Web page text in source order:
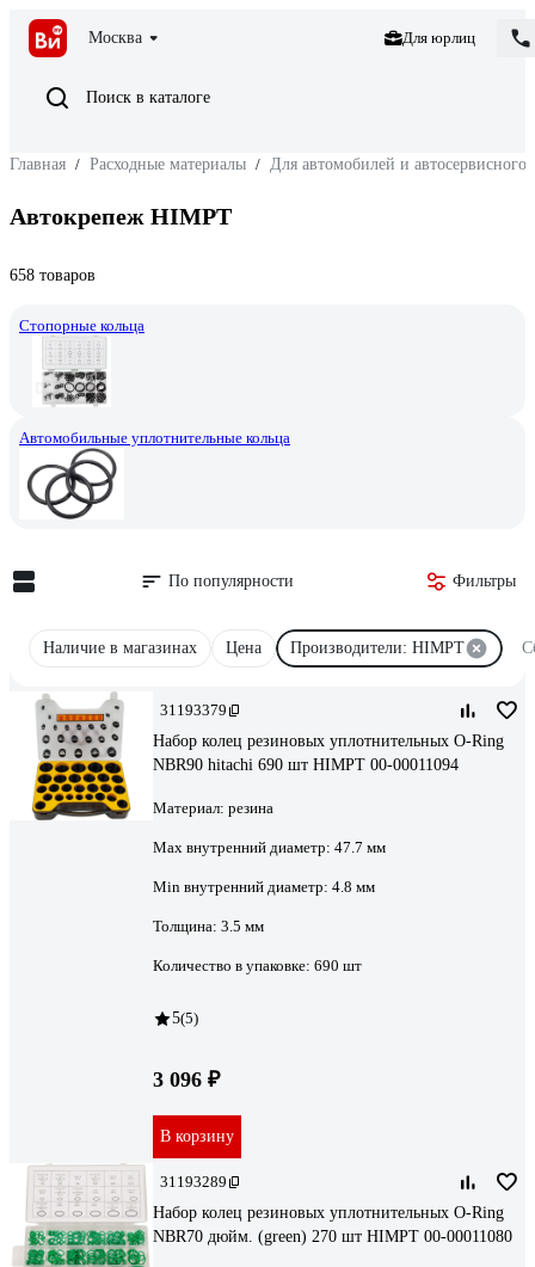
Москва Для юрлиц
Поиск в каталоге
Главная / Расходные материалы / Для автомобилей и автосервисного
Автокрепеж HIMPT
658 товаров
Стопорные кольца
Автомобильные уплотнительные кольца
По популярности Фильтры
Наличие в магазинах Цена Производители: HIMPT
31193379
Набор колец резиновых уплотнительных O-Ring
NBR90 hitachi 690 шт HIMPT 00-00011094
Материал: резина
Max внутренний диаметр: 47.7 мм
Min внутренний диаметр: 4.8 мм
Толщина: 3.5 мм
Количество в упаковке: 690 шт
5(5)
3 096 ₽
В корзину
31193289
Набор колец резиновых уплотнительных O-Ring
NBR70 дюйм. (green) 270 шт HIMPT 00-00011080